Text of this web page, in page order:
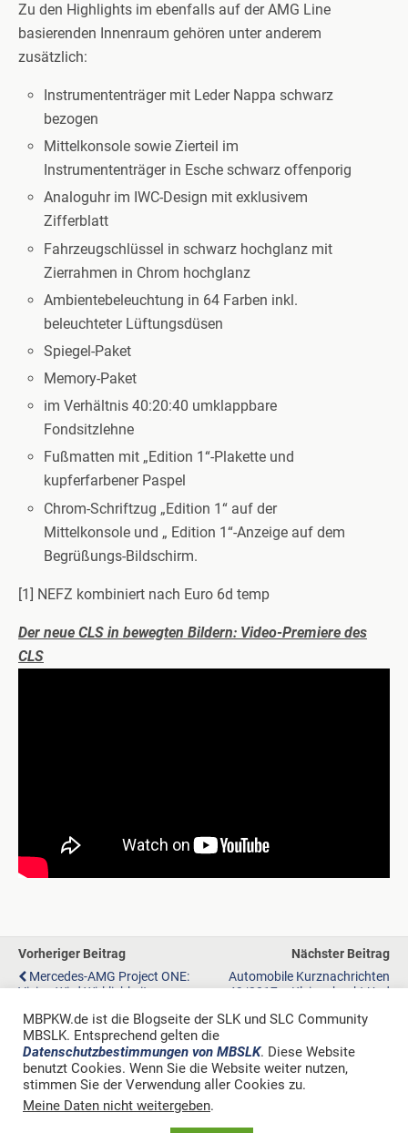
Zu den Highlights im ebenfalls auf der AMG Line
basierenden Innenraum gehören unter anderem
zusätzlich:
Instrumententräger mit Leder Nappa schwarz
bezogen
Mittelkonsole sowie Zierteil im
Instrumententräger in Esche schwarz offenporig
Analoguhr im IWC-Design mit exklusivem
Zifferblatt
Fahrzeugschlüssel in schwarz hochglanz mit
Zierrahmen in Chrom hochglanz
Ambientebeleuchtung in 64 Farben inkl.
beleuchteter Lüftungsdüsen
Spiegel-Paket
Memory-Paket
im Verhältnis 40:20:40 umklappbare
Fondsitzlehne
Fußmatten mit „Edition 1“-Plakette und
kupferfarbener Paspel
Chrom-Schriftzug „Edition 1“ auf der
Mittelkonsole und „ Edition 1“-Anzeige auf dem
Begrüßungs-Bildschirm.
[1] NEFZ kombiniert nach Euro 6d temp
Der neue CLS in bewegten Bildern: Video-Premiere des
CLS
Vorheriger Beitrag
Mercedes-AMG Project ONE:
Vision Wird Wirklichkeit
Nächster Beitrag
Automobile Kurznachrichten
49/2017 – Kleingehackt Und
Zum Seitenanfang
Desktop
MBPKW.de ist die Blogseite der SLK und SLC Community
MBSLK. Entsprechend gelten die
Datenschutzbestimmungen von MBSLK. Diese Website
benutzt Cookies. Wenn Sie die Website weiter nutzen,
stimmen Sie der Verwendung aller Cookies zu.
Meine Daten nicht weitergeben.